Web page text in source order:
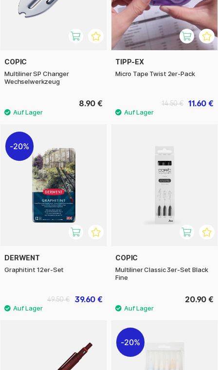
COPIC
Multiliner SP Changer
Wechselwerkzeug
8.90 €
TIPP-EX
Micro Tape Twist 2er-Pack
11.60 €
14.50 €
20%
DERWENT
Graphitint 12er-Set
39.60 €
49.50 €
COPIC
Multiliner Classic 3er-Set Black
Fine
20.90 €
20%